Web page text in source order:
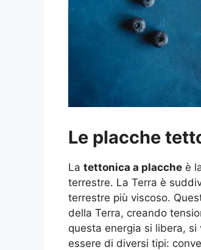
Le placche
La tettonica a placche è
terrestre. La Terra è
terrestre più viscoso.
della Terra, creando
questa energia si libera,
essere di diversi tipi: